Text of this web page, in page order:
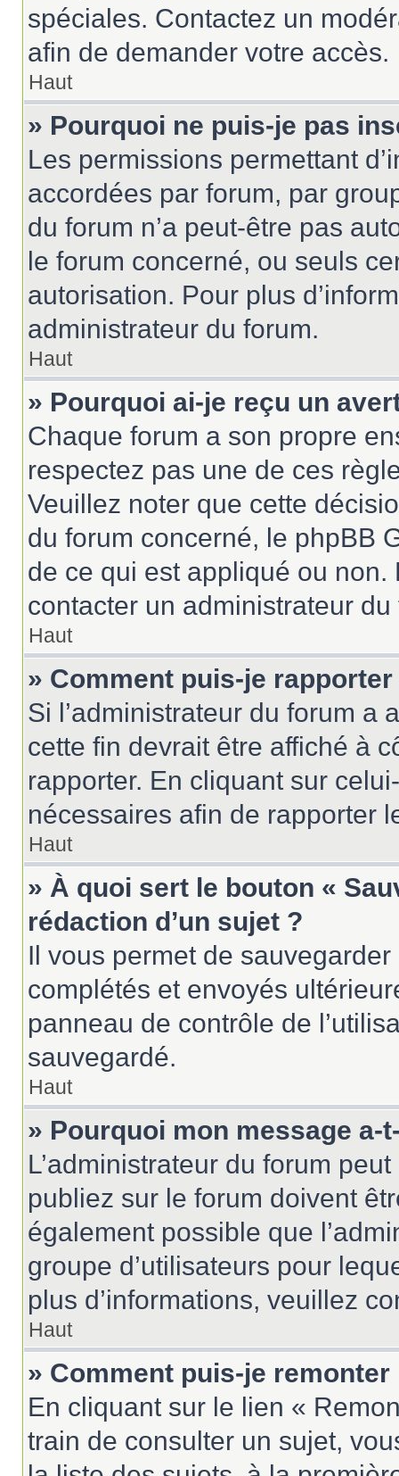
spéciales. Contactez un
afin de demander votre accès.
Haut
» Pourquoi ne puis-je pas
Les permissions permettant
accordées par forum, par
du forum n’a peut-être pas
le forum concerné, ou seuls
autorisation. Pour plus
administrateur du forum.
Haut
» Pourquoi ai-je reçu un
Chaque forum a son propre
respectez pas une de ces
Veuillez noter que cette
du forum concerné, le phpBB
de ce qui est appliqué ou non.
contacter un administrateur du
Haut
» Comment puis-je
Si l’administrateur du forum a
cette fin devrait être affiché à
rapporter. En cliquant sur
nécessaires afin de rapporter
Haut
» À quoi sert le bouton «
rédaction d’un sujet ?
Il vous permet de
complétés et envoyés
panneau de contrôle de
sauvegardé.
Haut
» Pourquoi mon message a-
L’administrateur du forum
publiez sur le forum doivent
également possible que
groupe d’utilisateurs pour
plus d’informations, veuillez
Haut
» Comment puis-je
En cliquant sur le lien «
train de consulter un sujet,